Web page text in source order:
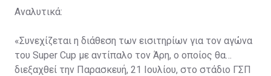
Αναλυτικά:
«Συνεχίζεται η διάθεση των εισιτηρίων για τον αγώνα
του Super Cup με αντίπαλο τον Άρη, ο οποίος θα
διεξαχθεί την Παρασκευή, 21 Ιουλίου, στο στάδιο ΓΣΠ